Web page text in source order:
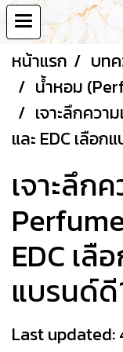
หน้าแรก
บท
น้ำหอม
เจาะลึกควา
และ EDC เลือ
เจาะลึก
EDC เลื
แบรนด์
Last updated: